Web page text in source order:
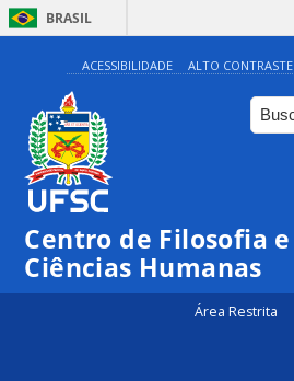
BRASIL
ACESSIBILIDADE ALTO CONTRASTE
Centro de Filosofia e
Ciências Humanas
Área Restrita